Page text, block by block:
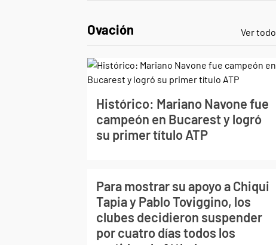
Ovación Ver todo
Histórico: Mariano Navone fue
campeón en Bucarest y logró
su primer título ATP
Para mostrar su apoyo a Chiqui
Tapia y Pablo Toviggino, los
clubes decidieron suspender
por cuatro días todos los